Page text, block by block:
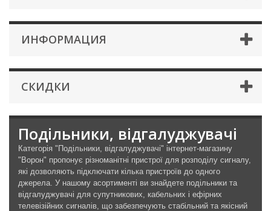
ИНФОРМАЦИЯ
СКИДКИ
Подільники, відгалуджувачі
Категорія "Подільники, відгалуджувачі" інтернет-магазину
"Ворон" пропонує різноманітні пристрої для розподілу сигналу,
які дозволяють підключати кілька пристроїв до одного
джерела. У нашому асортименті ви знайдете подільники та
відгалуджувачі для супутникових, кабельних і ефірних
телевізійних сигналів, що забезпечують стабільний та якісний